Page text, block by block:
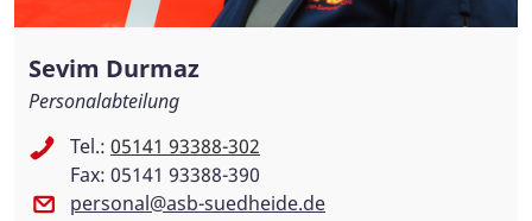
Sevim Durmaz
Personalabteilung
Tel.: 05141 93388-302
Fax: 05141 93388-390
personal@asb-suedheide.de